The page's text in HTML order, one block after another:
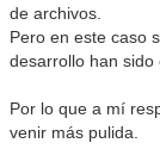
de archivos.
Pero en este caso
desarrollo han sido
Por lo que a mí
venir más pulida.